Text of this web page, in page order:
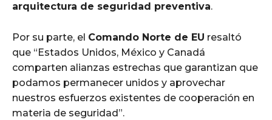
arquitectura de seguridad preventiva.
Por su parte, el Comando Norte de EU resaltó
que “Estados Unidos, México y Canadá
comparten alianzas estrechas que garantizan que
podamos permanecer unidos y aprovechar
nuestros esfuerzos existentes de cooperación en
materia de seguridad”.